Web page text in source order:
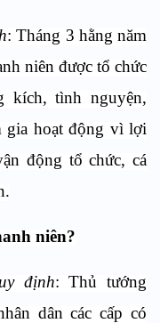
:Tháng 3 hằng năm
niên được tổ chức
kích, tình nguyện,
gia hoạt động vì lợi
động tổ chức, cá
niên?
định: Thủ tướng
dân các cấp có